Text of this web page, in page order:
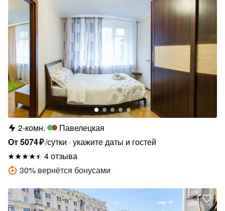
2-комн.
Павелецкая
От5074₽/сутки укажите даты и гостей
4 отзыва
30% вернётся бонусами